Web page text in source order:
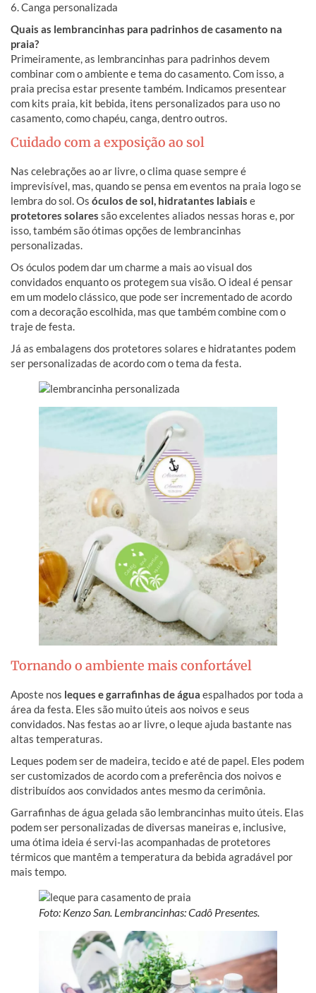
6. Canga personalizada
Quais as lembrancinhas para padrinhos de casamento na
praia?
Primeiramente, as lembrancinhas para padrinhos devem
combinar com o ambiente e tema do casamento. Com isso, a
praia precisa estar presente também. Indicamos presentear
com kits praia, kit bebida, itens personalizados para uso no
casamento, como chapéu, canga, dentro outros.
Cuidado com a exposição ao sol
Nas celebrações ao ar livre, o clima quase sempre é
imprevisível, mas, quando se pensa em eventos na praia logo se
lembra do sol. Os óculos de sol, hidratantes labiais e
protetores solares são excelentes aliados nessas horas e, por
isso, também são ótimas opções de lembrancinhas
personalizadas.
Os óculos podem dar um charme a mais ao visual dos
convidados enquanto os protegem sua visão. O ideal é pensar
em um modelo clássico, que pode ser incrementado de acordo
com a decoração escolhida, mas que também combine com o
traje de festa.
Já as embalagens dos protetores solares e hidratantes podem
ser personalizadas de acordo com o tema da festa.
Tornando o ambiente mais confortável
Aposte nos leques e garrafinhas de água espalhados por toda a
área da festa. Eles são muito úteis aos noivos e seus
convidados. Nas festas ao ar livre, o leque ajuda bastante nas
altas temperaturas.
Leques podem ser de madeira, tecido e até de papel. Eles podem
sercustomizados de acordo com a preferência dos noivos e
distribuídos aos convidados antes mesmo da cerimônia.
Garrafinhas de água gelada são lembrancinhas muito úteis. Elas
podem ser personalizadas de diversas maneiras e, inclusive,
uma ótima ideia é servi-las acompanhadas de protetores
térmicos que mantêm a temperatura da bebida agradável por
mais tempo.
Foto: Kenzo San. Lembrancinhas: Cadô Presentes.